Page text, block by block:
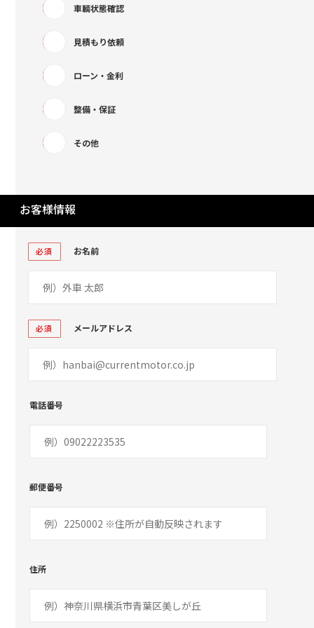
車輌状態確認
見積もり依頼
ローン・金利
整備・保証
その他
お客様情報
必須 お名前
必須 メールアドレス
電話番号
郵便番号
住所